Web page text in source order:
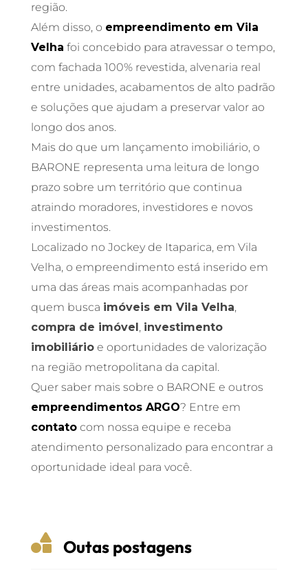
região.
Além disso, o empreendimento em Vila
Velha foi concebido para atravessar o tempo,
com fachada 100% revestida, alvenaria real
entre unidades, acabamentos de alto padrão
e soluções que ajudam a preservar valor ao
longo dos anos.
Mais do que um lançamento imobiliário, o
BARONE representa uma leitura de longo
prazo sobre um território que continua
atraindo moradores, investidores e novos
investimentos.
Localizado no Jockey de Itaparica, em Vila
Velha, o empreendimento está inserido em
uma das áreas mais acompanhadas por
quem busca imóveis em Vila Velha,
compra de imóvel, investimento
imobiliárioe oportunidades de valorização
na região metropolitana da capital.
Quer saber mais sobre o BARONE e outros
empreendimentos ARGO? Entre em
contatocom nossa equipe e receba
atendimento personalizado para encontrar a
oportunidade ideal para você.
 Outas postagens